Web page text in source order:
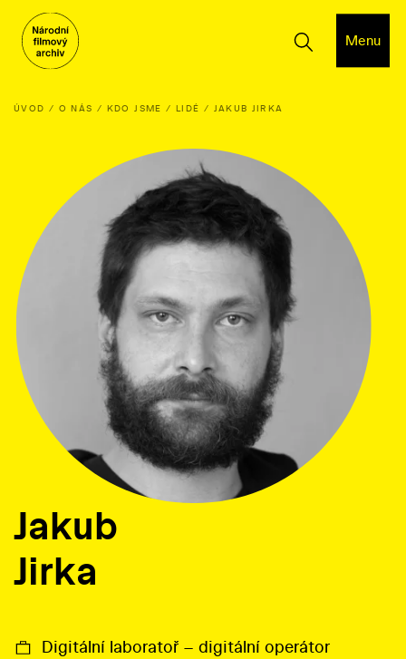
Menu
ÚVOD O NÁS KDO JSME LIDÉ JAKUB JIRKA
Jakub
Jirka
Digitální laboratoř – digitální operátor